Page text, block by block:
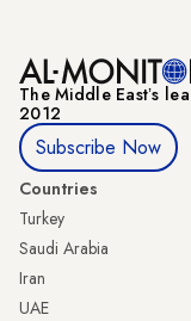
The Middle Eastʼs
2012
Subscribe Now
Countries
Turkey
Saudi Arabia
Iran
UAE